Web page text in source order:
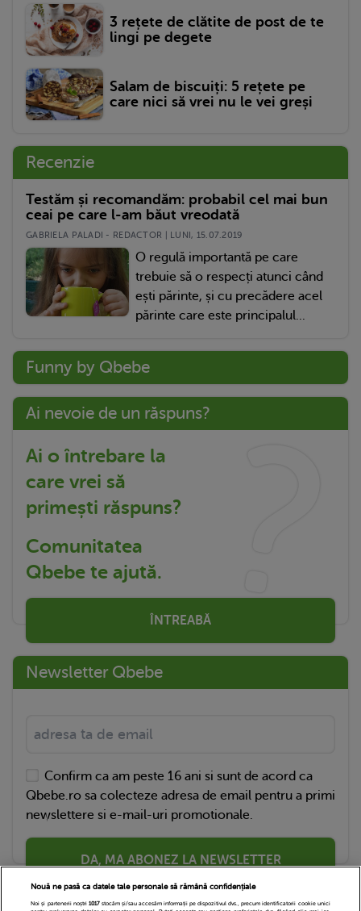
3 rețete de clătite de post de te
lingi pe degete
Salam de biscuiți: 5 rețete pe
care nici să vrei nu le vei greși
Recenzie
Testăm și recomandăm: probabil cel mai bun
ceai pe care l-am băut vreodată
GABRIELA PALADI - REDACTOR | LUNI, 15.07.2019
O regulă importantă pe care
trebuie să o respecți atunci când
ești părinte, și cu precădere acel
părinte care este principalul...
Funny by Qbebe
Ai nevoie de un răspuns?
Ai o întrebare la
care vrei să
primești răspuns?
Comunitatea
Qbebe te ajută.
ÎNTREABĂ
Newsletter Qbebe
Confirm ca am peste 16 ani si sunt de acord ca
Qbebe.ro sa colecteze adresa de email pentru a primi
newslettere si e-mail-uri promotionale.
DA, MA ABONEZ LA NEWSLETTER
Nouă ne pasă ca datele tale personale să rămână confidențiale
Noi și partenerii noștri 1017stocăm și/sau accesăm informații pe dispozitivul dvs., precum identificatorii cookie unici